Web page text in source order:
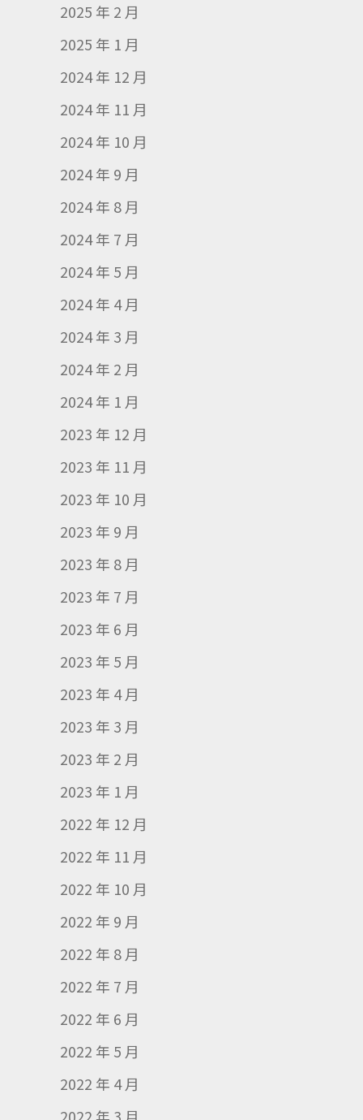
2025 年 2 月
2025 年 1 月
2024 年 12 月
2024 年 11 月
2024 年 10 月
2024 年 9 月
2024 年 8 月
2024 年 7 月
2024 年 5 月
2024 年 4 月
2024 年 3 月
2024 年 2 月
2024 年 1 月
2023 年 12 月
2023 年 11 月
2023 年 10 月
2023 年 9 月
2023 年 8 月
2023 年 7 月
2023 年 6 月
2023 年 5 月
2023 年 4 月
2023 年 3 月
2023 年 2 月
2023 年 1 月
2022 年 12 月
2022 年 11 月
2022 年 10 月
2022 年 9 月
2022 年 8 月
2022 年 7 月
2022 年 6 月
2022 年 5 月
2022 年 4 月